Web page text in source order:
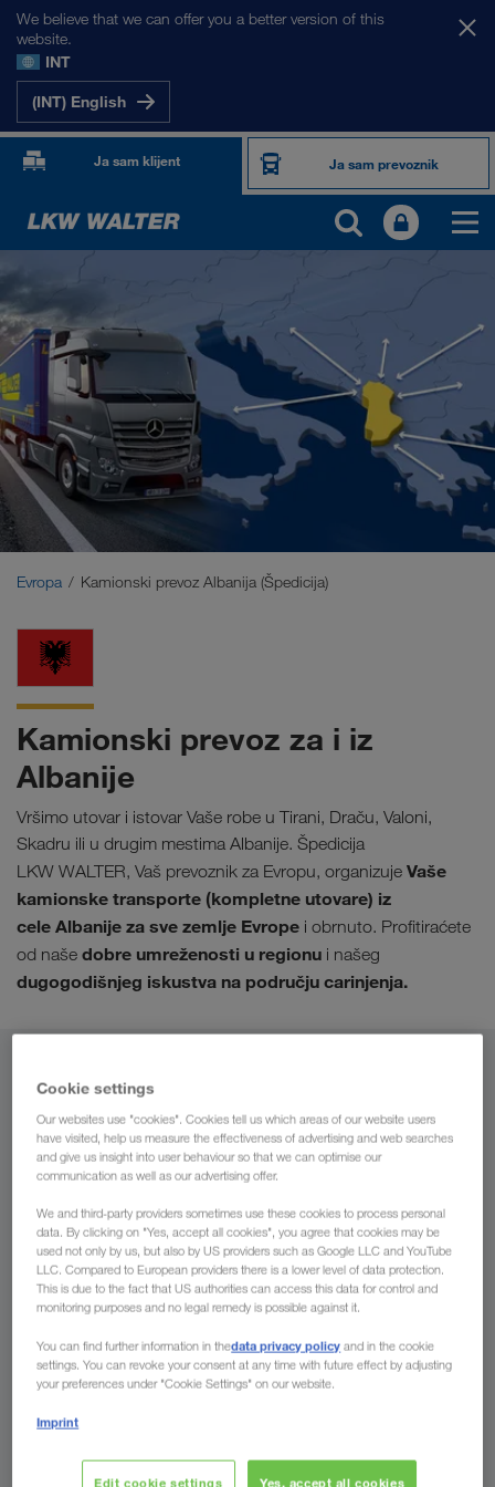
We believe that we can offer you a better version of this
website.
INT
(INT) English
Ja sam klijent Ja sam prevoznik
NAŠA TRŽIŠTA
Evropa
Centralna Azija
Rusija
Bliski Istok
Evropa Kamionski prevoz Albanija (Špedicija)
Kamionski prevoz za i iz
Albanije
Vršimo utovar i istovar Vaše robe u Tirani, Draču, Valoni,
Skadru ili u drugim mestima Albanije. Špedicija
LKW WALTER, Vaš prevoznik za Evropu, organizuje Vaše
kamionske transporte (kompletne utovare) iz
cele Albanije za sve zemlje Evrope i obrnuto. Profitiraćete
od naše dobre umreženosti u regionu i našeg
dugogodišnjeg iskustva na području carinjenja.
Srbija
Za
Država
Pošaljite nam sada Vaš upit
Prednosti koje Vam pruža
Cookie settings
Our websites use "cookies". Cookies tell us which areas of our website users
have visited, help us measure the effectiveness of advertising and web searches
and give us insight into user behaviour so that we can optimise our
communication as well as our advertising offer.
We and third-party providers sometimes use these cookies to process personal
data. By clicking on "Yes, accept all cookies", you agree that cookies may be
used not only by us, but also by US providers such as Google LLC and YouTube
LLC. Compared to European providers there is a lower level of data protection.
This is due to the fact that US authorities can access this data for control and
monitoring purposes and no legal remedy is possible against it.
You can find further information in thedata privacy policy and in the cookie
settings. You can revoke your consent at any time with future effect by adjusting
your preferences under "Cookie Settings" on our website.
Imprint
Edit cookie settings Yes, accept all cookies